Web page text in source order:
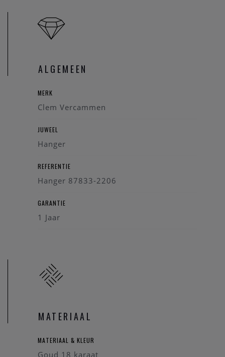
ALGEMEEN
MERK
Clem Vercammen
JUWEEL
Hanger
REFERENTIE
Hanger 87833-2206
GARANTIE
1 Jaar
MATERIAAL
MATERIAAL & KLEUR
Goud 18 karaat